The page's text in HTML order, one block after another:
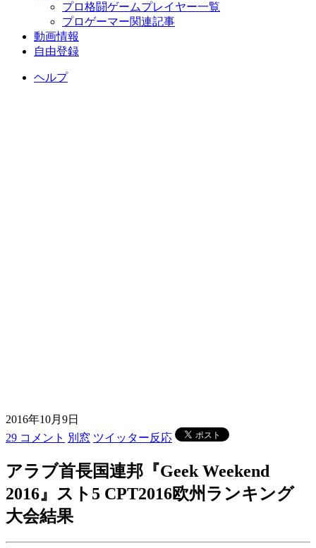
プロ格闘ゲームプレイヤー一覧
プロゲーマー関連記事
動画情報
自由登録
ヘルプ
2016年10月9日
29 コメント 別窓 ツイッター反応
アラブ首長国連邦『Geek Weekend
2016』スト5 CPT2016欧州ランキング
大会結果